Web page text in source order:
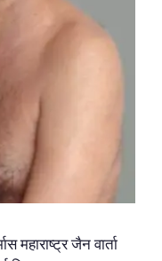
महाराष्ट्र जैन वार्ता